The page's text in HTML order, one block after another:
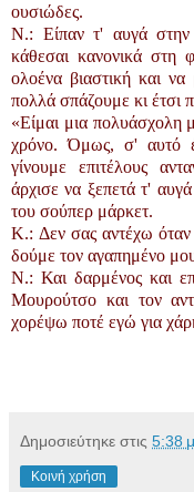
ουσιώδες.
N.: Είπαν τ' αυγά
κάθεσαι κανονικά στη
ολοένα βιαστική και
πολλά σπάζουμε κι έτσι
«Είμαι μια πολυάσχολη
χρόνο. Όμως, σ' αυτό
γίνουμε επιτέλους
άρχισε να ξεπετά τ'
του σούπερ μάρκετ.
K.: Δεν σας αντέχω όταν
δούμε τον αγαπημένο
N.: Και δαρμένος και
Μουρούτσο και τον
χορέψω ποτέ εγώ για
Δημοσιεύτηκε στις 5:38
Κοινή χρήση